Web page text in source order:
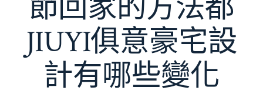
節回家的方法都
JIUYI俱意豪宅設
計有哪些變化